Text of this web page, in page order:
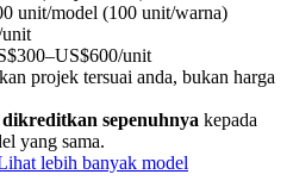
unit/model (100 unit/warna)
unit
projek tersuai anda, bukan harga
dikreditkan sepenuhnya kepada
yang sama.
lebih banyak model